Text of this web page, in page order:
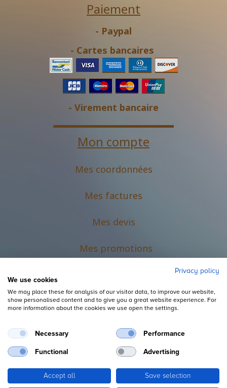
Paiement
- Paypal
- Cartes bancaires
- Virement bancaire
Mon compte
Mes coordonnées
Mes factures
Mes devis
Mes promotions
Mentions légales
Privacy policy
We use cookies
We may place these for analysis of our visitor data, to improve our website,
show personalised content and to give you a great website experience. For
more information about the cookies we use open the settings.
Necessary Performance
Functional Advertising
Accept all Save selection